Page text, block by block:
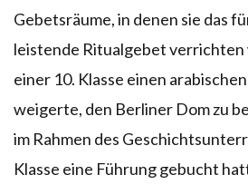
Gebetsräume, in denen sie das
leistende Ritualgebet
einer 10. Klasse einen
weigerte, den Berliner Dom zu
im Rahmen des
Klasse eine Führung gebucht